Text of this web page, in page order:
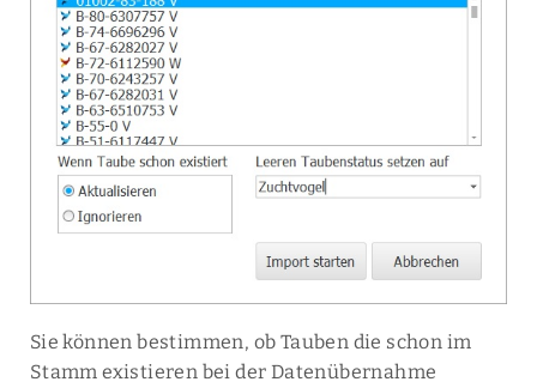
Sie können bestimmen, ob Tauben die schon im
Stamm existieren bei der Datenübernahme